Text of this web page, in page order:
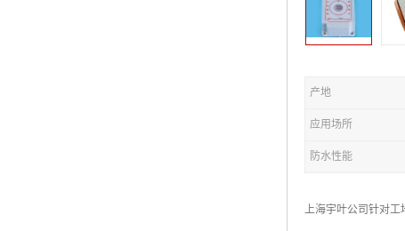
产地
应用场所
防水性能
上海宇叶公司针对工